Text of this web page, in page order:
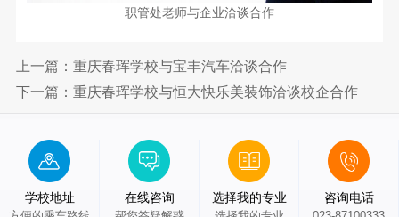
全
预
览
训
中
心
闻
新
公
告
设
置
升
留
学
职管处老师与企业洽谈合作
上一篇：重庆春珲学校与宝丰汽车洽谈合作
下一篇：重庆春珲学校与恒大快乐美装饰洽谈校企合作
学校地址 在线咨询 选择我的专业 咨询电话